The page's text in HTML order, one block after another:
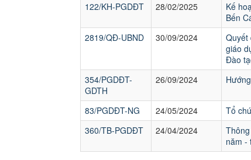
122/KH-PGDĐT
28/02/2025
Kế
Bến
2819/QĐ-UBND
30/09/2024
Quyết
giáo
Đào
354/PGDĐT-
GDTH
26/09/2024
83/PGDĐT-NG 24/05/2024
Tổ
360/TB-PGDĐT
24/04/2024
năm -